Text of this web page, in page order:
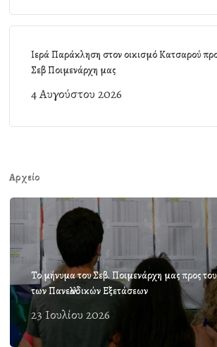
Ιερά Παράκληση στον οικισμό Κατσαρού
Σεβ Ποιμενάρχη μας
4 Αυγούστου 2026
Αρχείο
Το μήνυμα του Σεβ. Ποιμενάρχη μας προς
των Πανελλαδικών Εξετάσεων
23 Ιουλίου 2026